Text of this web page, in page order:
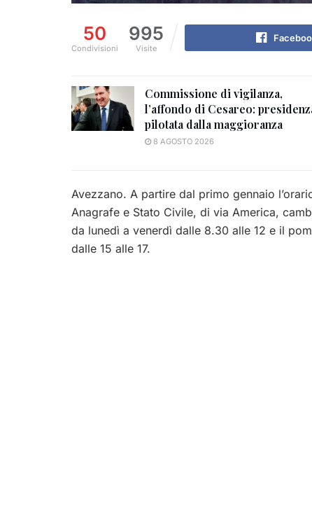
50
Condivisioni
995
Visite
Commissione di vigilanza,
l’affondo di Cesareo:
pilotata dalla maggioranza
8 AGOSTO 2026
Avezzano. A partire dal primo gennaio
Anagrafe e Stato Civile, di via America,
da lunedì a venerdì dalle 8.30 alle 12 e il
dalle 15 alle 17.